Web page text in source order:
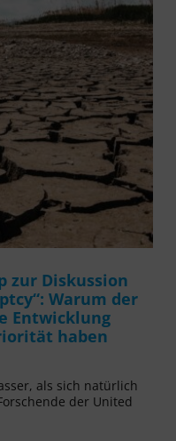
zur Diskussion
Warum der
Entwicklung
haben
als sich natürlich
der United